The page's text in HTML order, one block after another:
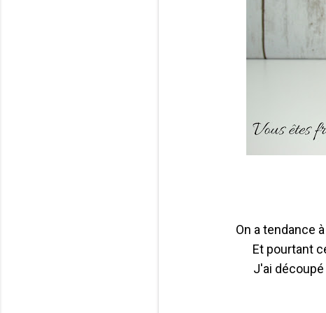
On a tendance
Et pourtant
J'ai